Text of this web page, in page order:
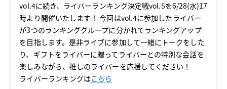
vol.4に続き、ライバーランキング決定戦vol.5を6/28(水)17
時より開催いたします！ 今回はvol.4に参加したライバー
が3つのランキンググループに分かれてランキングアップ
を目指します。是非ライブに参加して一緒にトークをした
り、ギフトをライバーに贈ってライバーとの特別な会話を
楽しみながら、推しのライバーを応援してください！
ライバーランキングはこちら